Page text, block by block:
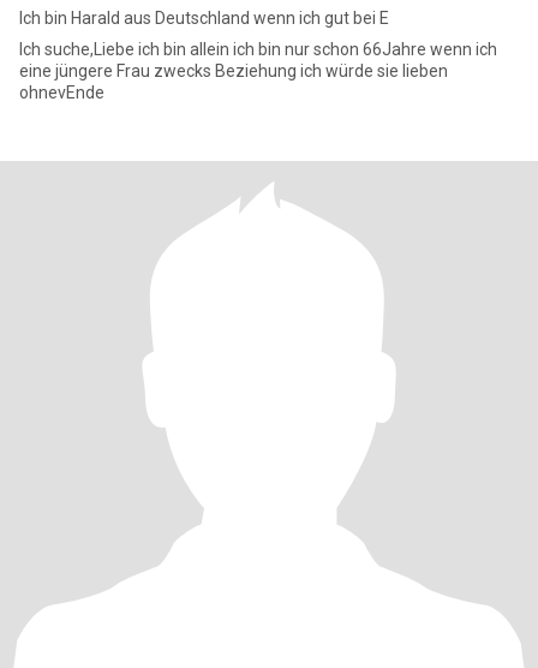
Ich bin Harald aus Deutschland wenn ich gut bei E
Ich suche,Liebe ich bin allein ich bin nur schon 66Jahre wenn ich
eine jüngere Frau zwecks Beziehung ich würde sie lieben
ohnevEnde